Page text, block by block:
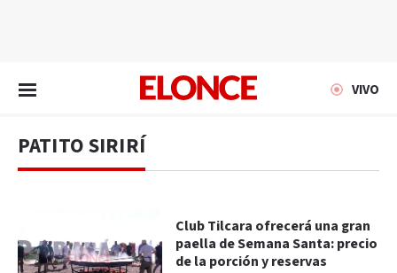
VIVO
PATITO SIRIRÍ
Club Tilcara ofrecerá una gran
paella de Semana Santa: precio
de la porción y reservas